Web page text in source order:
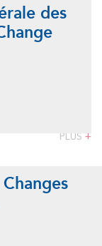
des
PLUS +